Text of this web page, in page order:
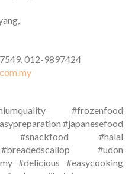
012-9897424
#frozenfood
#japanesefood
#snackfood #halal
#udon
#delicious #easycooking